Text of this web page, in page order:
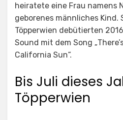
heiratete eine Frau namens
geborenes männliches Kind.
Töpperwien debütierten
Sound mit dem Song
California Sun“.
Bis Juli dieses
Töpperwien